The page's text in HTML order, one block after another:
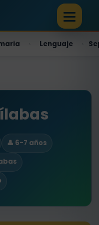
Lenguaje
👤 6-7 años